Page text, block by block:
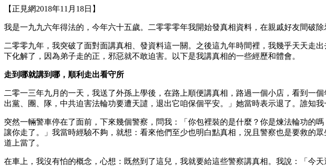
【正見網2018年11月18日】
我是一九九六年得法的，今年六十五歲。二零零零年我開始發真相資料，在親戚好友間破除
二零零九年，我突破了面對面講真相、發資料這一關。之後這九年時間裡，我幾乎天天走
下化解了，因為弟子走的正，邪惡就不敢迫害。以下是我講真相的一些經歷和體會。
走到哪就講到哪，順利走出看守所
二零一三年九月的一天，我送了外孫上學後，在路上順便講真相，路過一個小店，看到一
出黨、團、隊，中共迫害法輪功要遭天譴，退出它咱保個平安。」她當時表示退了。誰知
突然一輛警車停在了面前，下來幾個警察，問我：「你包裡裝的是什麼？你是煉法輪功的
讓你走了。」我當時經驗不夠，就想：看來他們至少也明白點真相，況且警察也是要救的
道上當了。
在車上，我沒有怕的概念，心想：既然到了這兒，我就要給這些警察講真相。我說：「今